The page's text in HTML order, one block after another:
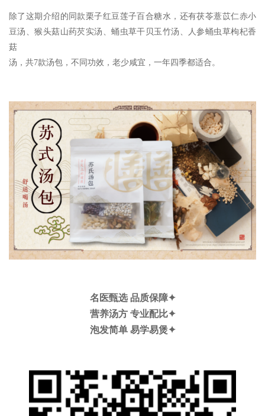
除了这期介绍的同款栗子红豆莲子百合糖水，还有茯苓薏苡仁赤小
豆汤、猴头菇山药芡实汤、蛹虫草干贝玉竹汤、人参蛹虫草枸杞香
菇
汤，共7款汤包，不同功效，老少咸宜，一年四季都适合。
名医甄选 品质保障✦
营养汤方 专业配比✦
泡发简单 易学易煲✦